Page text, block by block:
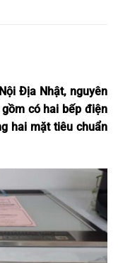
Địa Nhật, nguyên
có hai bếp điện
hai mặt tiêu chuẩn